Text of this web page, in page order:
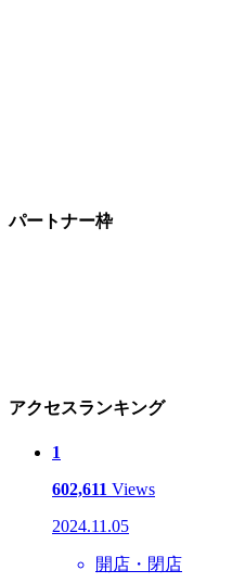
パートナー枠
アクセスランキング
1
602,611 Views
2024.11.05
開店・閉店